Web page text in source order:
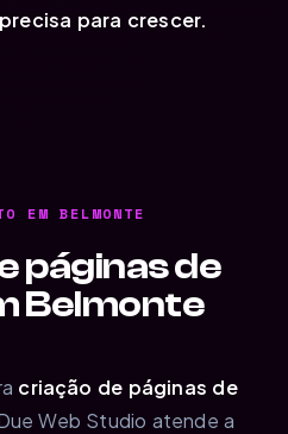
para crescer.
EM BELMONTE
páginas de
Belmonte
criação de páginas de
Web Studio atende a